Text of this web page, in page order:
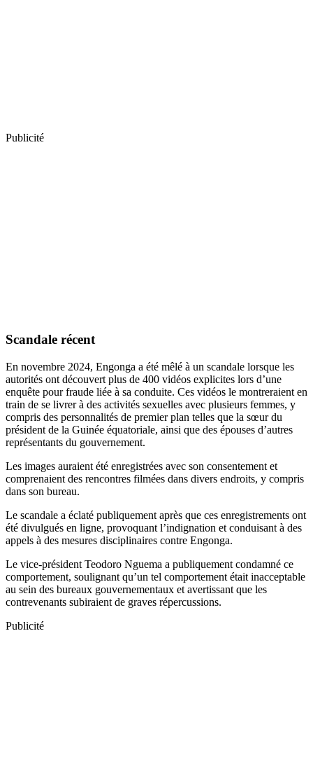
Publicité
Scandale récent
En novembre 2024, Engonga a été mêlé à un scandale lorsque les
autorités ont découvert plus de 400 vidéos explicites lors d’une
enquête pour fraude liée à sa conduite. Ces vidéos le montreraient en
train de se livrer à des activités sexuelles avec plusieurs femmes, y
compris des personnalités de premier plan telles que la sœur du
président de la Guinée équatoriale, ainsi que des épouses d’autres
représentants du gouvernement.
Les images auraient été enregistrées avec son consentement et
comprenaient des rencontres filmées dans divers endroits, y compris
dans son bureau.
Le scandale a éclaté publiquement après que ces enregistrements ont
été divulgués en ligne, provoquant l’indignation et conduisant à des
appels à des mesures disciplinaires contre Engonga.
Le vice-président Teodoro Nguema a publiquement condamné ce
comportement, soulignant qu’un tel comportement était inacceptable
au sein des bureaux gouvernementaux et avertissant que les
contrevenants subiraient de graves répercussions.
Publicité